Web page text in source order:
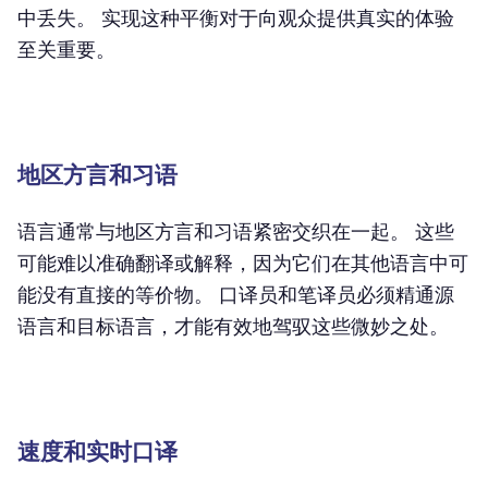
中丢失。 实现这种平衡对于向观众提供真实的体验
至关重要。
地区方言和习语
语言通常与地区方言和习语紧密交织在一起。 这些
可能难以准确翻译或解释，因为它们在其他语言中可
能没有直接的等价物。 口译员和笔译员必须精通源
语言和目标语言，才能有效地驾驭这些微妙之处。
速度和实时口译